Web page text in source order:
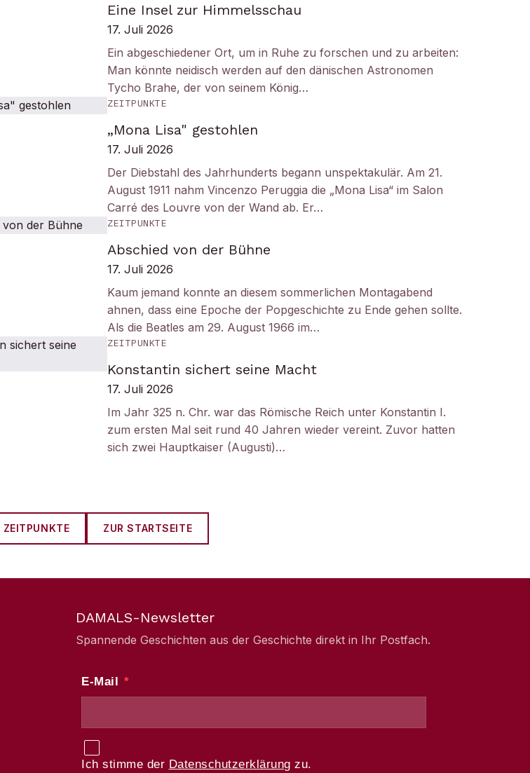
Eine Insel zur Himmelsschau
17. Juli 2026
Ein abgeschiedener Ort, um in Ruhe zu forschen und zu arbeiten:
Man könnte neidisch werden auf den dänischen Astronomen
Tycho Brahe, der von seinem König…
ZEITPUNKTE
„Mona Lisa" gestohlen
17. Juli 2026
Der Diebstahl des Jahrhunderts begann unspektakulär. Am 21.
August 1911 nahm Vincenzo Peruggia die „Mona Lisa“ im Salon
Carré des Louvre von der Wand ab. Er…
ZEITPUNKTE
Abschied von der Bühne
17. Juli 2026
Kaum jemand konnte an diesem sommerlichen Montagabend
ahnen, dass eine Epoche der Popgeschichte zu Ende gehen sollte.
Als die Beatles am 29. August 1966 im…
ZEITPUNKTE
Konstantin sichert seine Macht
17. Juli 2026
Im Jahr 325 n. Chr. war das Römische Reich unter Konstantin I.
zum ersten Mal seit rund 40 Jahren wieder vereint. Zuvor hatten
sich zwei Hauptkaiser (Augusti)…
ZEITPUNKTE ZUR STARTSEITE
DAMALS-Newsletter
Spannende Geschichten aus der Geschichte direkt in Ihr Postfach.